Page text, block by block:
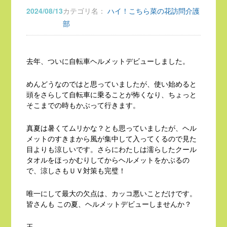
2024/08/13カテゴリ名： ハイ！こちら菜の花訪問介護
部
去年、ついに自転車ヘルメットデビューしました。
めんどうなのではと思っていましたが、使い始めると
頭をさらして自転車に乗ることが怖くなり、ちょっと
そこまでの時もかぶって行きます。
真夏は暑くてムリかな？とも思っていましたが、ヘル
メットのすきまから風が集中して入ってくるので見た
目よりも涼しいです。さらにわたしは濡らしたクール
タオルをほっかむりしてからヘルメットをかぶるの
で、涼しさもＵＶ対策も完璧！
唯一にして最大の欠点は、カッコ悪いことだけです。
皆さんも この夏、ヘルメットデビューしませんか？